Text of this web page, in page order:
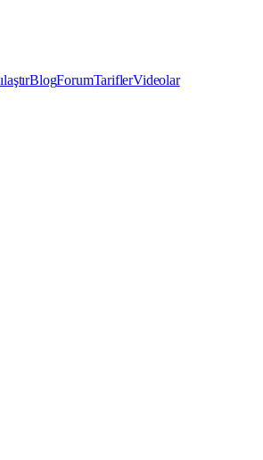
BlogForumTariflerVideolar